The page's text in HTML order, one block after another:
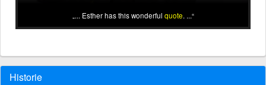
... Esther has this wonderful quote. ...
Historie